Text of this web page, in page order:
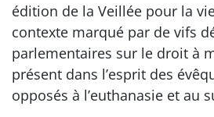
édition de la Veillée pour la
contexte marqué par de vifs
parlementaires sur le droit à
présent dans l’esprit des
opposés à l’euthanasie et au